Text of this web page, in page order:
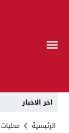
اخر الاخبار
الرئيسية محليات